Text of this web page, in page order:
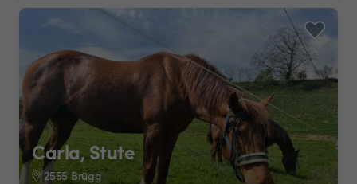
Carla, Stute
2555 Brügg